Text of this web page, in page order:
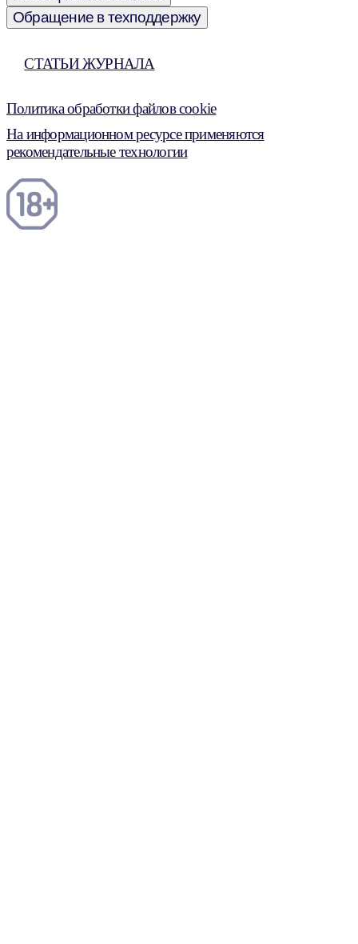
Обращение в техподдержку
СТАТЬИ ЖУРНАЛА
Политика обработки файлов cookie
На информационном ресурсе применяются
рекомендательные технологии